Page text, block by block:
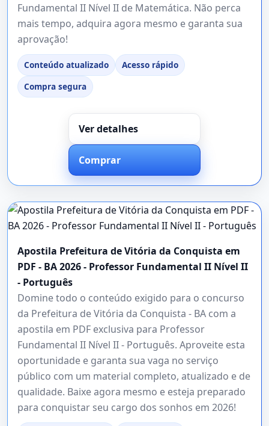
Fundamental II Nível II de Matemática. Não perca
mais tempo, adquira agora mesmo e garanta sua
aprovação!
Conteúdo atualizado
Acesso rápido
Compra segura
Ver detalhes
Comprar
Apostila Prefeitura de Vitória da Conquista em
PDF - BA 2026 - Professor Fundamental II Nível II
- Português
Domine todo o conteúdo exigido para o concurso
da Prefeitura de Vitória da Conquista - BA com a
apostila em PDF exclusiva para Professor
Fundamental II Nível II - Português. Aproveite esta
oportunidade e garanta sua vaga no serviço
público com um material completo, atualizado e de
qualidade. Baixe agora mesmo e esteja preparado
para conquistar seu cargo dos sonhos em 2026!